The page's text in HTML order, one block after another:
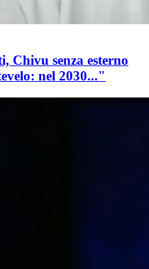
Chivu senza esterno
nel 2030..."